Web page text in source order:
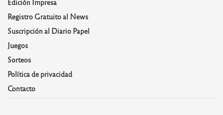
Edición Impresa
Registro Gratuito al News
Suscripción al Diario Papel
Juegos
Sorteos
Política de privacidad
Contacto